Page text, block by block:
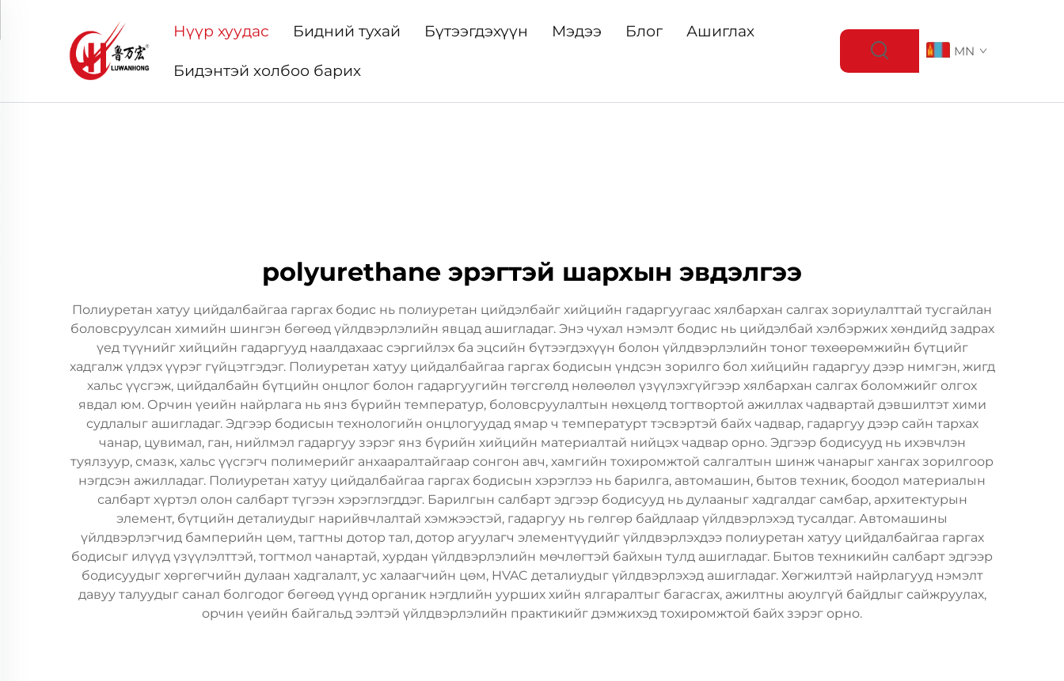
Нүүр хуудас Бидний тухай Бүтээгдэхүүн Мэдээ Блог Ашиглах
Бидэнтэй холбоо барих
MN
polyurethane эрэгтэй шархын эвдэлгээ
Полиуретан хатуу цийдалбайгаа гаргах бодис нь полиуретан цийдэлбайг хийцийн гадаргуугаас хялбархан салгах зориулалттай тусгайлан
боловсруулсан химийн шингэн бөгөөд үйлдвэрлэлийн явцад ашигладаг. Энэ чухал нэмэлт бодис нь цийдэлбай хэлбэржих хөндийд задрах
үед түүнийг хийцийн гадаргууд наалдахаас сэргийлэх ба эцсийн бүтээгдэхүүн болон үйлдвэрлэлийн тоног төхөөрөмжийн бүтцийг
хадгалж үлдэх үүрэг гүйцэтгэдэг. Полиуретан хатуу цийдалбайгаа гаргах бодисын үндсэн зорилго бол хийцийн гадаргуу дээр нимгэн, жигд
хальс үүсгэж, цийдалбайн бүтцийн онцлог болон гадаргуугийн төгсгөлд нөлөөлөл үзүүлэхгүйгээр хялбархан салгах боломжийг олгох
явдал юм. Орчин үеийн найрлага нь янз бүрийн температур, боловсруулалтын нөхцөлд тогтвортой ажиллах чадвартай дэвшилтэт хими
судлалыг ашигладаг. Эдгээр бодисын технологийн онцлогуудад ямар ч температурт тэсвэртэй байх чадвар, гадаргуу дээр сайн тархах
чанар, цувимал, ган, нийлмэл гадаргуу зэрэг янз бүрийн хийцийн материалтай нийцэх чадвар орно. Эдгээр бодисууд нь ихэвчлэн
туялзуур, смазк, хальс үүсгэгч полимерийг анхааралтайгаар сонгон авч, хамгийн тохиромжтой салгалтын шинж чанарыг хангах зорилгоор
нэгдсэн ажилладаг. Полиуретан хатуу цийдалбайгаа гаргах бодисын хэрэглээ нь барилга, автомашин, бытов техник, боодол материалын
салбарт хүртэл олон салбарт түгээн хэрэглэгддэг. Барилгын салбарт эдгээр бодисууд нь дулааныг хадгалдаг самбар, архитектурын
элемент, бүтцийн деталиудыг нарийвчлалтай хэмжээстэй, гадаргуу нь гөлгөр байдлаар үйлдвэрлэхэд тусалдаг. Автомашины
үйлдвэрлэгчид бамперийн цөм, тагтны дотор тал, дотор агуулагч элементүүдийг үйлдвэрлэхдээ полиуретан хатуу цийдалбайгаа гаргах
бодисыг илүүд үзүүлэлттэй, тогтмол чанартай, хурдан үйлдвэрлэлийн мөчлөгтэй байхын тулд ашигладаг. Бытов техникийн салбарт эдгээр
бодисуудыг хөргөгчийн дулаан хадгалалт, ус халаагчийн цөм, HVAC деталиудыг үйлдвэрлэхэд ашигладаг. Хөгжилтэй найрлагууд нэмэлт
давуу талуудыг санал болгодог бөгөөд үүнд органик нэгдлийн уурших хийн ялгаралтыг багасгах, ажилтны аюулгүй байдлыг сайжруулах,
орчин үеийн байгальд ээлтэй үйлдвэрлэлийн практикийг дэмжихэд тохиромжтой байх зэрэг орно.